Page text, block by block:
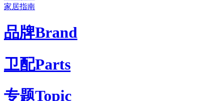
家居指南
品牌Brand
卫配Parts
专题Topic